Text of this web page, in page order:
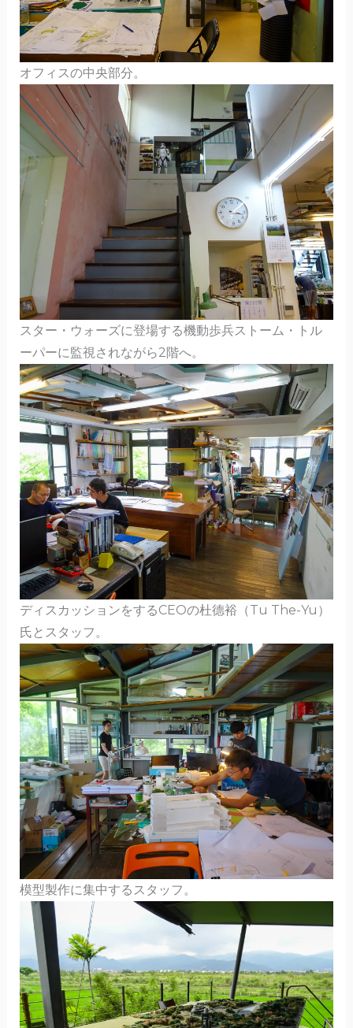
オフィスの中央部分。
スター・ウォーズに登場する機動歩兵ストーム・トル
ーパーに監視されながら2階へ。
ディスカッションをするCEOの杜德裕（Tu The-Yu）
氏とスタッフ。
模型製作に集中するスタッフ。